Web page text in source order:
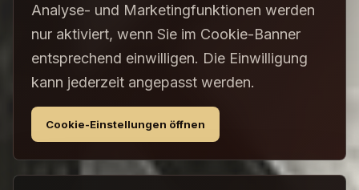
Analyse- und Marketingfunktionen werden
nur aktiviert, wenn Sie im Cookie-Banner
entsprechend einwilligen. Die Einwilligung
kann jederzeit angepasst werden.
Cookie-Einstellungen öffnen